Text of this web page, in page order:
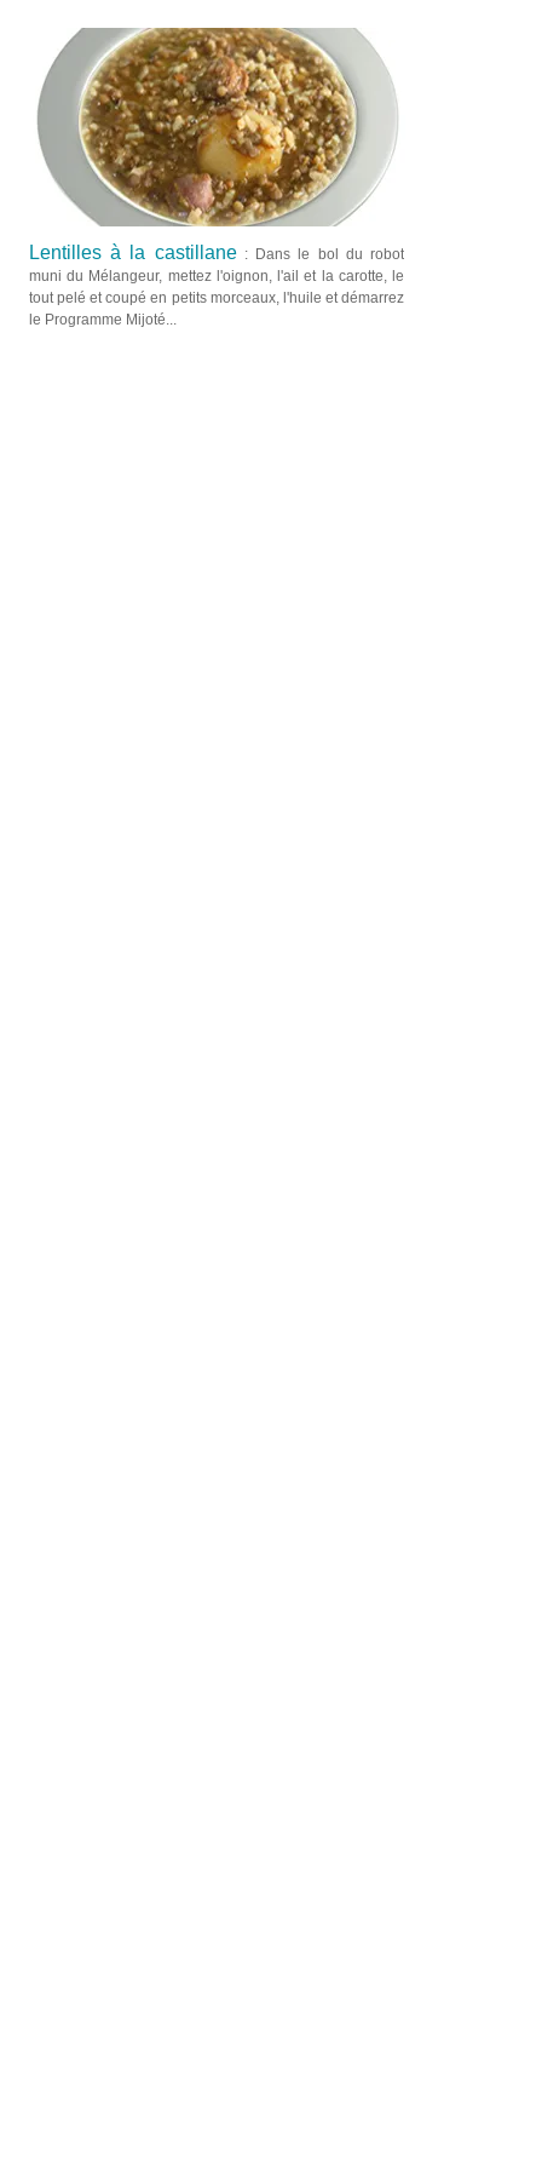
Lentilles à la castillane: Dans le bol du robot
muni du Mélangeur, mettez l'oignon, l'ail et la carotte, le
tout pelé et coupé en petits morceaux, l'huile et démarrez
le Programme Mijoté...